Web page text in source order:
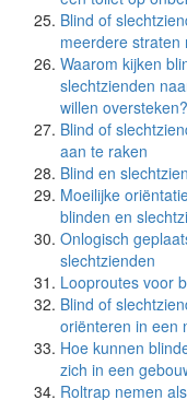
Blind of
meerdere straten
Waarom kijken
slechtzienden
willen oversteken?
Blind of
aan te raken
Blind en
Moeilijke
blinden en
Onlogisch
slechtzienden
Looproutes voor
Blind of
oriënteren in een
Hoe kunnen
zich in een
Roltrap nemen